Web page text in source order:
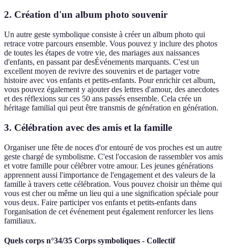
2. Création d'un album photo souvenir
Un autre geste symbolique consiste à créer un album photo qui
retrace votre parcours ensemble. Vous pouvez y inclure des photos
de toutes les étapes de votre vie, des mariages aux naissances
d'enfants, en passant par desÉvénements marquants. C'est un
excellent moyen de revivre des souvenirs et de partager votre
histoire avec vos enfants et petits-enfants. Pour enrichir cet album,
vous pouvez également y ajouter des lettres d'amour, des anecdotes
et des réflexions sur ces 50 ans passés ensemble. Cela crée un
héritage familial qui peut être transmis de génération en génération.
3. Célébration avec des amis et la famille
Organiser une fête de noces d'or entouré de vos proches est un autre
geste chargé de symbolisme. C'est l'occasion de rassembler vos amis
et votre famille pour célébrer votre amour. Les jeunes générations
apprennent aussi l'importance de l'engagement et des valeurs de la
famille à travers cette célébration. Vous pouvez choisir un thème qui
vous est cher ou même un lieu qui a une signification spéciale pour
vous deux. Faire participer vos enfants et petits-enfants dans
l'organisation de cet événement peut également renforcer les liens
familiaux.
Quels corps n°34/35 Corps symboliques - Collectif